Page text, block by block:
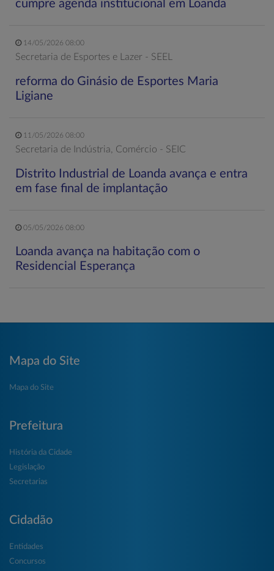
cumpre agenda institucional em Loanda
14/05/2026 08:00
Secretaria de Esportes e Lazer - SEEL
reforma do Ginásio de Esportes Maria
Ligiane
11/05/2026 08:00
Secretaria de Indústria, Comércio - SEIC
Distrito Industrial de Loanda avança e entra
em fase final de implantação
05/05/2026 08:00
Loanda avança na habitação com o
Residencial Esperança
Mapa do Site
Mapa do Site
Prefeitura
História da Cidade
Legislação
Secretarias
Cidadão
Entidades
Concursos